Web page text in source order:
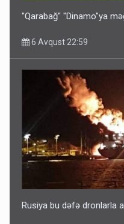
"Qarabağ" "Dinamo"ya
6 Avqust 22:59
Rusiya bu dəfə dronlarla